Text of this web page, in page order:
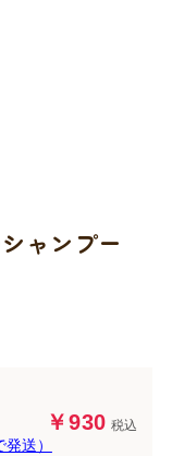
ャンプー
￥930 税込
送）